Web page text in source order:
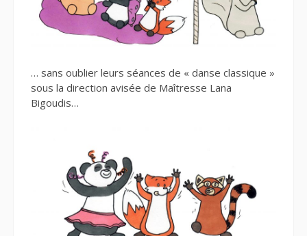
… sans oublier leurs séances de « danse classique »
sous la direction avisée de Maîtresse Lana
Bigoudis…